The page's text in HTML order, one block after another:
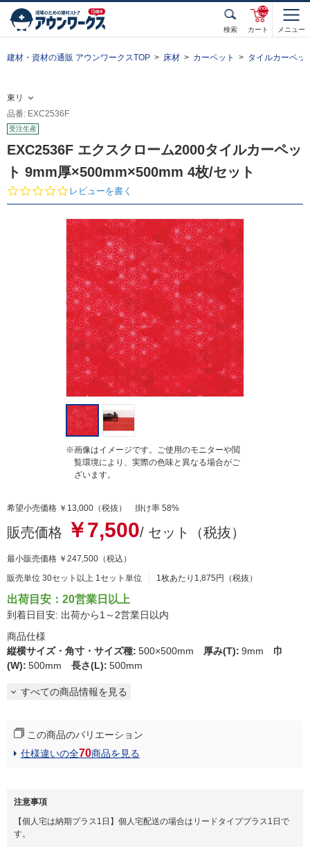
検索 カート
unde
fined
メニュー
建材・資材の通販 アウンワークスTOP 床材 カーペット タイルカーペッ
東リ
品番: EXC2536F
受注生産
EXC2536F エクスクローム2000タイルカーペッ
ト 9mm厚×500mm×500mm 4枚/セット
0.
0
t
a
r
r
a
t
i
n
g
レビューを書く
※画像はイメージです。ご使用のモニターや閲
覧環境により、実際の色味と異なる場合がご
ざいます。
希望小売価格 ￥13,000（税抜） 掛け率 58%
販売価格 ￥7,500/ セット（税抜）
最小販売価格 ￥247,500 （税込）
販売単位 30セット以上 1セット単位
1枚あたり1,875円（税抜）
出荷目安：20営業日以上
到着日目安: 出荷から1～2営業日以内
商品仕様
縦横サイズ・角寸・サイズ種: 500×500mm 厚み(T): 9mm 巾
(W): 500mm 長さ(L): 500mm
すべての商品情報を見る
この商品のバリエーション
仕様違いの全70商品を見る
注意事項
【個人宅は納期プラス1日】個人宅配送の場合はリードタイププラス1日で
す。